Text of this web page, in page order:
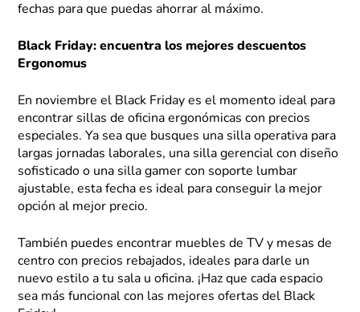
fechas para que puedas ahorrar al máximo.
Black Friday: encuentra los mejores descuentos
Ergonomus
En noviembre el Black Friday es el momento ideal para
encontrar sillas de oficina ergonómicas con precios
especiales. Ya sea que busques una silla operativa para
largas jornadas laborales, una silla gerencial con diseño
sofisticado o una silla gamer con soporte lumbar
ajustable, esta fecha es ideal para conseguir la mejor
opción al mejor precio.
También puedes encontrar muebles de TV y mesas de
centro con precios rebajados, ideales para darle un
nuevo estilo a tu sala u oficina. ¡Haz que cada espacio
sea más funcional con las mejores ofertas del Black